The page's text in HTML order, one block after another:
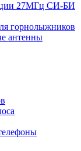
27МГц СИ-БИ
горнолыжников
антенны